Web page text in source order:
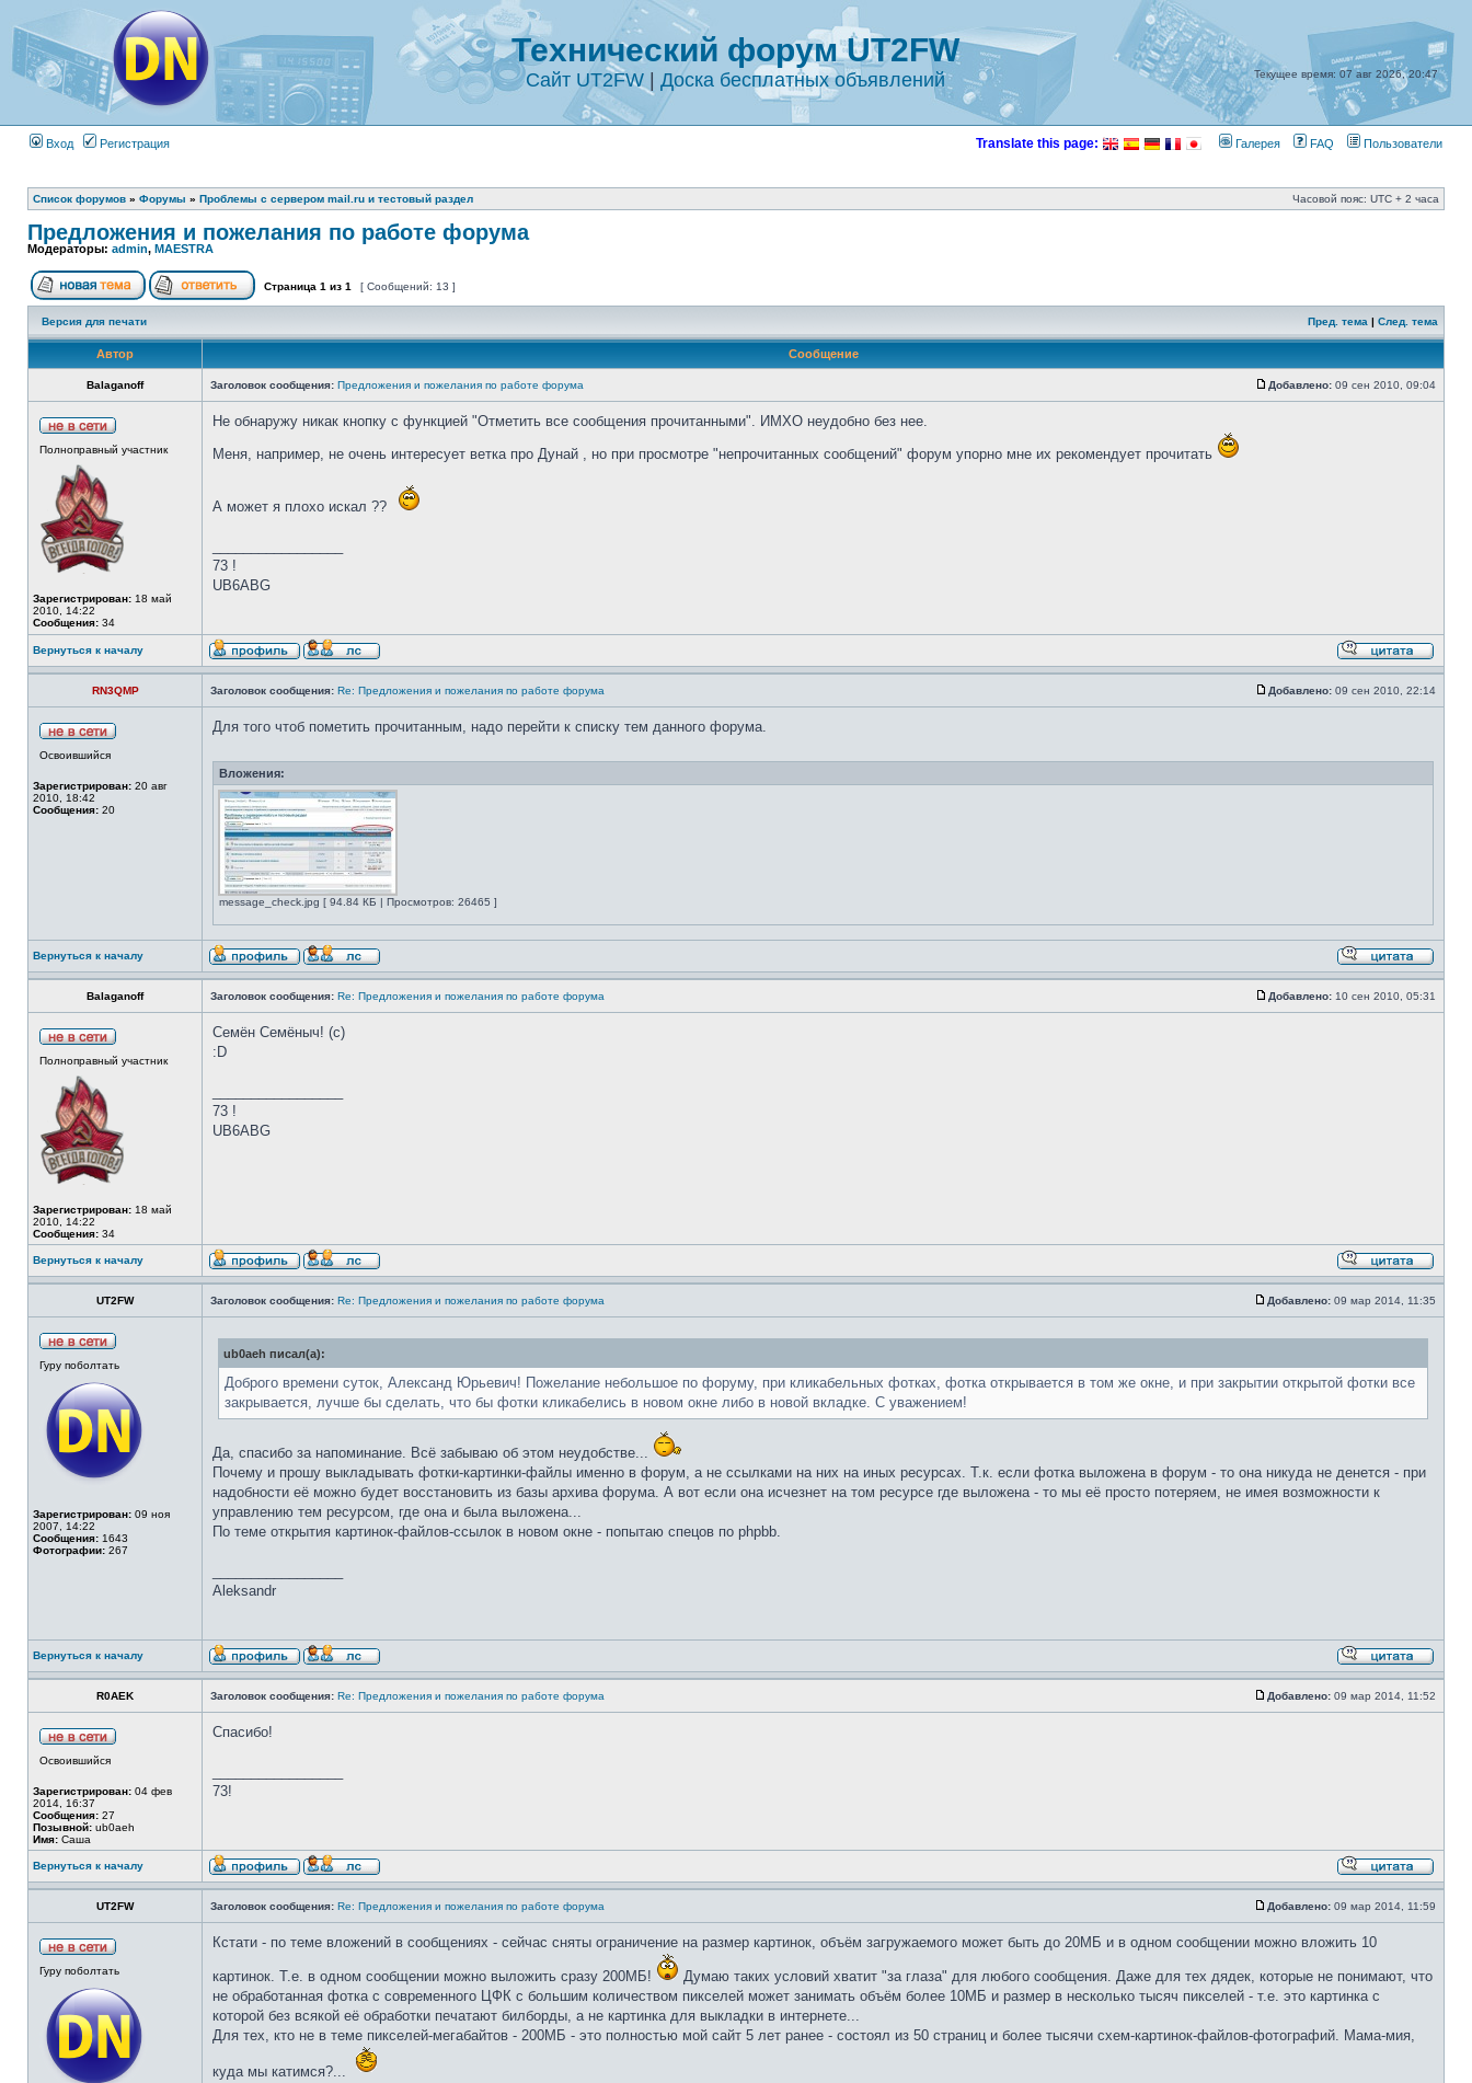
Технический форум UT2FW
Сайт UT2FW| Доска бесплатных объявлений Текущее время: 07 авг 2026, 20:47
Вход Регистрация Translate this page: Галерея FAQ Пользователи
Список форумов » Форумы » Проблемы с сервером mail.ru и тестовый раздел Часовой пояс: UTC + 2 часа
Предложения и пожелания по работе форума
Модераторы: admin, MAESTRA
Страница 1 из 1 [ Сообщений: 13 ]
Версия для печати Пред. тема | След. тема
Автор Сообщение
Balaganoff Заголовок сообщения: Предложения и пожелания по работе форума Добавлено: 09 сен 2010, 09:04
Полноправный участник
Зарегистрирован: 18 май
2010, 14:22
Сообщения: 34
Не обнаружу никак кнопку с функцией "Отметить все сообщения прочитанными". ИМХО неудобно без нее.
Меня, например, не очень интересует ветка про Дунай , но при просмотре "непрочитанных сообщений" форум упорно мне их рекомендует прочитать
А может я плохо искал ??
73 !
UB6ABG
Вернуться к началу
RN3QMP Заголовок сообщения: Re: Предложения и пожелания по работе форума Добавлено: 09 сен 2010, 22:14
Освоившийся
Зарегистрирован: 20 авг
2010, 18:42
Сообщения: 20
Для того чтоб пометить прочитанным, надо перейти к списку тем данного форума.
Вложения:
message_check.jpg [ 94.84 КБ | Просмотров: 26465 ]
Вернуться к началу
Balaganoff Заголовок сообщения: Re: Предложения и пожелания по работе форума Добавлено: 10 сен 2010, 05:31
Полноправный участник
Зарегистрирован: 18 май
2010, 14:22
Сообщения: 34
Семён Семёныч! (с)
:D
73 !
UB6ABG
Вернуться к началу
UT2FW Заголовок сообщения: Re: Предложения и пожелания по работе форума Добавлено: 09 мар 2014, 11:35
Гуру поболтать
Зарегистрирован: 09 ноя
2007, 14:22
Сообщения: 1643
Фотографии: 267
ub0aeh писал(а):
Доброго времени суток, Александ Юрьевич! Пожелание небольшое по форуму, при кликабельных фотках, фотка открывается в том же окне, и при закрытии открытой фотки все
закрывается, лучше бы сделать, что бы фотки кликабелись в новом окне либо в новой вкладке. С уважением!
Да, спасибо за напоминание. Всё забываю об этом неудобстве...
Почему и прошу выкладывать фотки-картинки-файлы именно в форум, а не ссылками на них на иных ресурсах. Т.к. если фотка выложена в форум - то она никуда не денется - при
надобности её можно будет восстановить из базы архива форума. А вот если она исчезнет на том ресурсе где выложена - то мы её просто потеряем, не имея возможности к
управлению тем ресурсом, где она и была выложена...
По теме открытия картинок-файлов-ссылок в новом окне - попытаю спецов по phpbb.
Aleksandr
Вернуться к началу
R0AEK Заголовок сообщения: Re: Предложения и пожелания по работе форума Добавлено: 09 мар 2014, 11:52
Освоившийся
Зарегистрирован: 04 фев
2014, 16:37
Сообщения: 27
Позывной: ub0aeh
Имя: Саша
Спасибо!
73!
Вернуться к началу
UT2FW Заголовок сообщения: Re: Предложения и пожелания по работе форума Добавлено: 09 мар 2014, 11:59
Гуру поболтать
Кстати - по теме вложений в сообщениях - сейчас сняты ограничение на размер картинок, объём загружаемого может быть до 20МБ и в одном сообщении можно вложить 10
картинок. Т.е. в одном сообщении можно выложить сразу 200МБ!
Думаю таких условий хватит "за глаза" для любого сообщения. Даже для тех дядек, которые не понимают, что
не обработанная фотка с современного ЦФК с большим количеством пикселей может занимать объём более 10МБ и размер в несколько тысяч пикселей - т.е. это картинка с
которой без всякой её обработки печатают билборды, а не картинка для выкладки в интернете...
Для тех, кто не в теме пикселей-мегабайтов - 200МБ - это полностью мой сайт 5 лет ранее - состоял из 50 страниц и более тысячи схем-картинок-файлов-фотографий. Мама-мия,
куда мы катимся?...